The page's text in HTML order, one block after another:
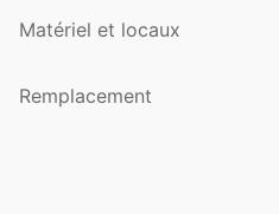
Matériel et locaux
Remplacement